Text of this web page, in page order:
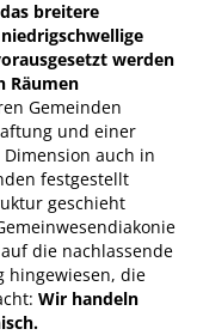
breitere
werden
Räumen
Gemeinden
und einer
auch in
festgestellt
geschieht
die nachlassende
hingewiesen, die
Wir handeln